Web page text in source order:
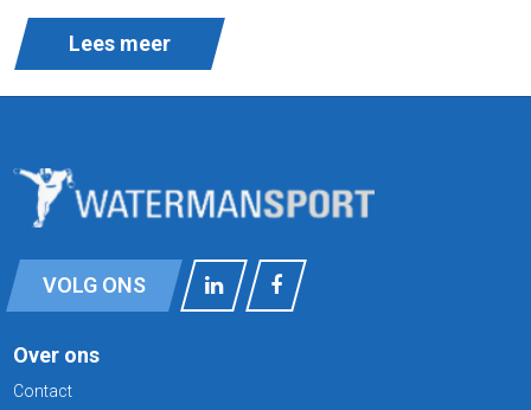
Lees meer
VOLG ONS
Over ons
Contact